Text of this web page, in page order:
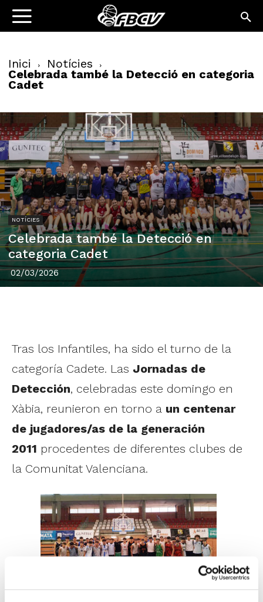
Inici Notícies
Celebrada també la Detecció en categoria
Cadet
NOTÍCIES
Celebrada també la Detecció en
categoria Cadet
02/03/2026
Tras los Infantiles, ha sido el turno de la
categoría Cadete. Las Jornadas de
Detección, celebradas este domingo en
Xàbia, reunieron en torno a un centenar
de jugadores/as de la generación
2011 procedentes de diferentes clubes de
la Comunitat Valenciana.